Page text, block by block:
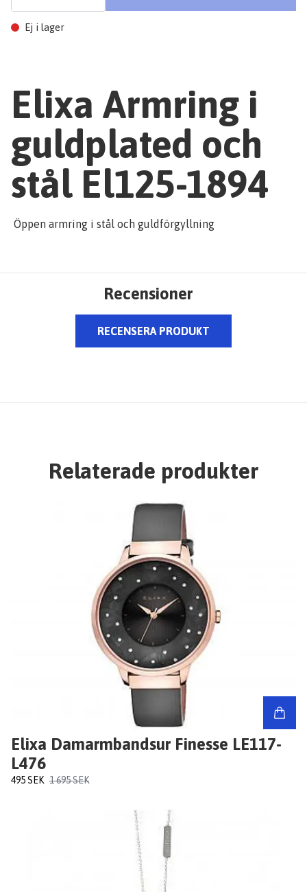
Ej i lager
Elixa Armring i
guldplated och
stål El125-1894
Öppen armring i stål och guldförgyllning
Recensioner
RECENSERA PRODUKT
Relaterade produkter
Elixa Damarmbandsur Finesse LE117-
L476
495 SEK 1 695 SEK